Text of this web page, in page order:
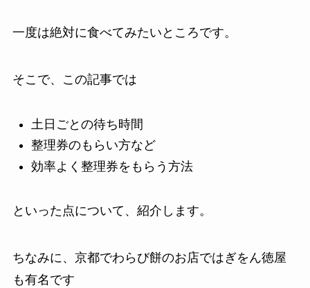
一度は絶対に食べてみたいところです。
そこで、この記事では
土日ごとの待ち時間
整理券のもらい方など
効率よく整理券をもらう方法
といった点について、紹介します。
ちなみに、京都でわらび餅のお店ではぎをん徳屋
も有名です